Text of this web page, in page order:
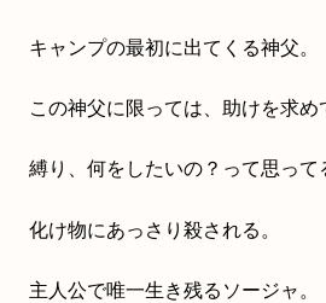
キャンプの最初に出てくる神父。
この神父に限っては、助けを求め
縛り、何をしたいの？って思って
化け物にあっさり殺される。
主人公で唯一生き残るソージャ。